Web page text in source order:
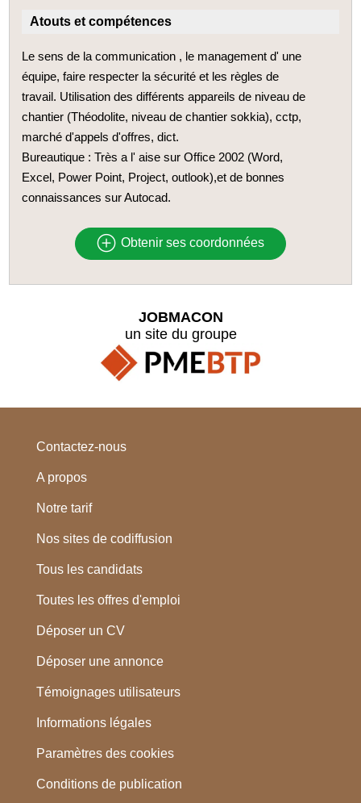
Atouts et compétences
Le sens de la communication , le management d' une
équipe, faire respecter la sécurité et les règles de
travail. Utilisation des différents appareils de niveau de
chantier (Théodolite, niveau de chantier sokkia), cctp,
marché d'appels d'offres, dict.
Bureautique : Très a l' aise sur Office 2002 (Word,
Excel, Power Point, Project, outlook),et de bonnes
connaissances sur Autocad.
Obtenir ses coordonnées
JOBMACON
un site du groupe
Contactez-nous
A propos
Notre tarif
Nos sites de codiffusion
Tous les candidats
Toutes les offres d'emploi
Déposer un CV
Déposer une annonce
Témoignages utilisateurs
Informations légales
Paramètres des cookies
Conditions de publication